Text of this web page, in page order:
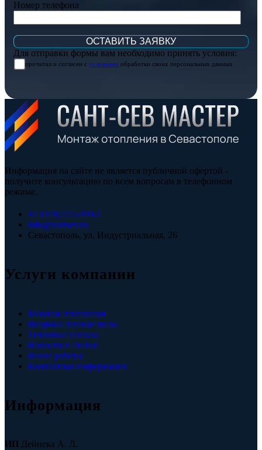
Номер телефона
Для отправки формы вам необходимо принять условия:
прочитал и согласен с условиями обработки своих персональных данных
Информация на сайте не является публичной офертой -
получите консультацию по всем вопросам в телефонном
режиме.
+7 (978) 515-999-7
info@santsev.ru
Севастополь, ул. Индустриальная, 26
Услуги компании
Монтаж отопления
Водяные теплые полы
Тепловые насосы
Новости и статьи
Наши работы
Контактная информация
Информация
ИП Дейнека А. Л.